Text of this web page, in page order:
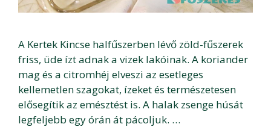
A Kertek Kincse halfűszerben lévő zöld-fűszerek
friss, üde ízt adnak a vizek lakóinak. A koriander
mag és a citromhéj elveszi az esetleges
kellemetlen szagokat, ízeket és természetesen
elősegítik az emésztést is. A halak zsenge húsát
legfeljebb egy órán át pácoljuk. …